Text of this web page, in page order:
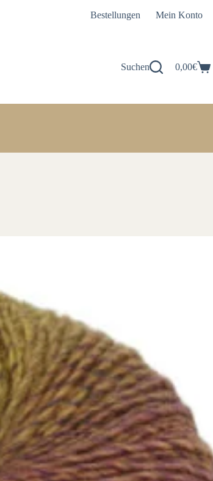
Bestellungen Mein Konto
Suchen Warenkorb
0,00€